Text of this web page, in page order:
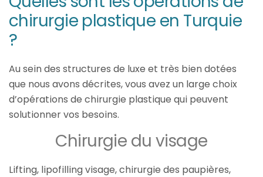
chirurgie plastique en Turquie
?
Au sein des structures de luxe et très bien dotées
que nous avons décrites, vous avez un large choix
d’opérations de chirurgie plastique qui peuvent
solutionner vos besoins.
Chirurgie du visage
Lifting, lipofilling visage, chirurgie des paupières,